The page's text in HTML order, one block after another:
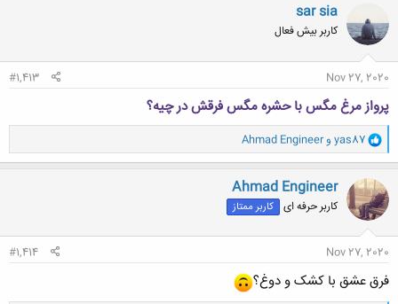
ش
ه
ا
sar sia
کاربر بیش فعال
Nov 27, 2020
#1,413
پرواز مرغ مگس با حشره مگس فرقش در چیه؟
و
ا
ک
ن
ش
ه
ا
yas87 وAhmad Engineer
Ahmad Engineer
کاربر حرفه ای کاربر ممتاز
Nov 27, 2020
#1,414
فرق عشق با کشک و دوغ؟